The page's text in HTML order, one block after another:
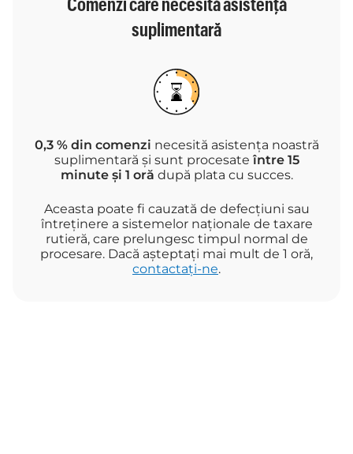
Comenzi care necesită asistență
suplimentară
0,3 % din comenzi necesită asistența noastră
suplimentară și sunt procesate între 15
minute și 1 oră după plata cu succes.
Aceasta poate fi cauzată de defecțiuni sau
întreținere a sistemelor naționale de taxare
rutieră, care prelungesc timpul normal de
procesare. Dacă așteptați mai mult de 1 oră,
contactați-ne.